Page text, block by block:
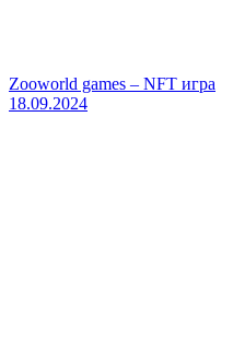
Zooworld games – NFT игра
18.09.2024